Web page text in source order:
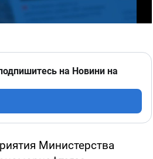
на Новини на
Министерства